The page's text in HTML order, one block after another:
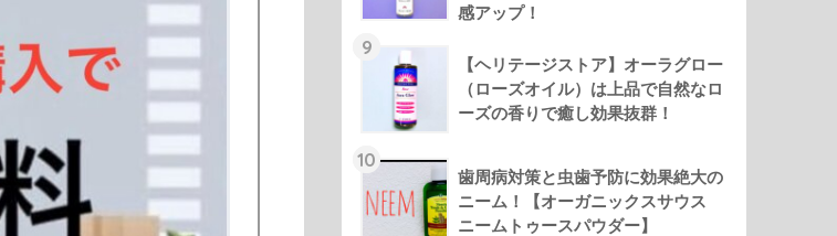
感アップ！
9
【ヘリテージストア】オーラグロー
（ローズオイル）は上品で自然なロ
ーズの香りで癒し効果抜群！
10
歯周病対策と虫歯予防に効果絶大の
ニーム！【オーガニックスサウス
ニームトゥースパウダー】